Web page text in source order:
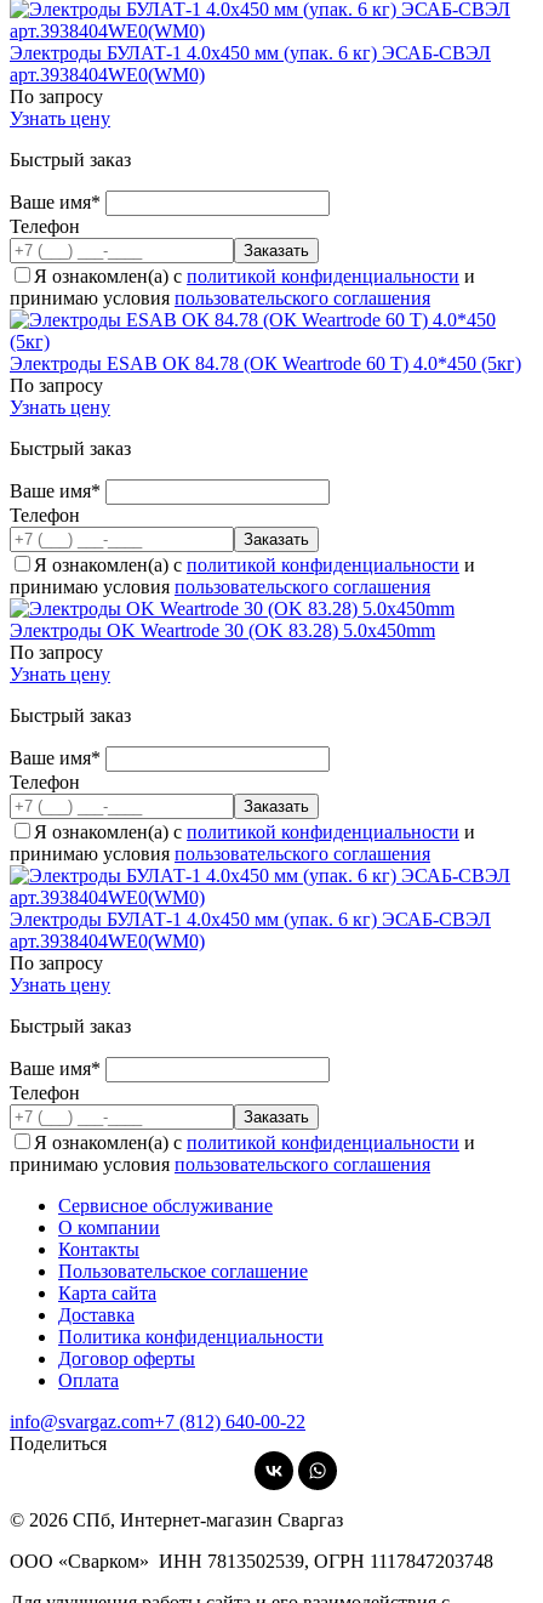
Электроды БУЛАТ-1 4.0x450 мм (упак. 6 кг) ЭСАБ-СВЭЛ
арт.3938404WE0(WM0)
По запросу
Узнать цену
Быстрый заказ
Ваше имя*
Телефон
Я ознакомлен(а) с политикой конфиденциальности и
принимаю условия пользовательского соглашения
Электроды ESAB ОК 84.78 (ОК Weartrode 60 T) 4.0*450 (5кг)
По запросу
Узнать цену
Быстрый заказ
Ваше имя*
Телефон
Я ознакомлен(а) с политикой конфиденциальности и
принимаю условия пользовательского соглашения
Электроды OK Weartrode 30 (OK 83.28) 5.0x450mm
По запросу
Узнать цену
Быстрый заказ
Ваше имя*
Телефон
Я ознакомлен(а) с политикой конфиденциальности и
принимаю условия пользовательского соглашения
Электроды БУЛАТ-1 4.0x450 мм (упак. 6 кг) ЭСАБ-СВЭЛ
арт.3938404WE0(WM0)
По запросу
Узнать цену
Быстрый заказ
Ваше имя*
Телефон
Я ознакомлен(а) с политикой конфиденциальности и
принимаю условия пользовательского соглашения
Сервисное обслуживание
О компании
Контакты
Пользовательское соглашение
Карта сайта
Доставка
Политика конфиденциальности
Договор оферты
Оплата
info@svargaz.com+7 (812) 640‑00‑22
Поделиться
© 2026 СПб, Интернет-магазин Сваргаз
ООО «Сварком» ИНН 7813502539, ОГРН 1117847203748